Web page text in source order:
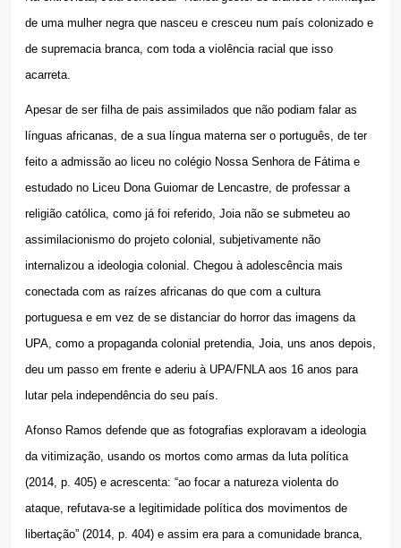
de uma mulher negra que nasceu e cresceu num país colonizado e
de supremacia branca, com toda a violência racial que isso
acarreta.
Apesar de ser filha de pais assimilados que não podiam falar as
línguas africanas, de a sua língua materna ser o português, de ter
feito a admissão ao liceu no colégio Nossa Senhora de Fátima e
estudado no Liceu Dona Guiomar de Lencastre, de professar a
religião católica, como já foi referido, Joia não se submeteu ao
assimilacionismo do projeto colonial, subjetivamente não
internalizou a ideologia colonial. Chegou à adolescência mais
conectada com as raízes africanas do que com a cultura
portuguesa e em vez de se distanciar do horror das imagens da
UPA, como a propaganda colonial pretendia, Joia, uns anos depois,
deu um passo em frente e aderiu à UPA/FNLA aos 16 anos para
lutar pela independência do seu país.
Afonso Ramos defende que as fotografias exploravam a ideologia
da vitimização, usando os mortos como armas da luta política
(2014, p. 405) e acrescenta: “ao focar a natureza violenta do
ataque, refutava-se a legitimidade política dos movimentos de
libertação” (2014, p. 404) e assim era para a comunidade branca,